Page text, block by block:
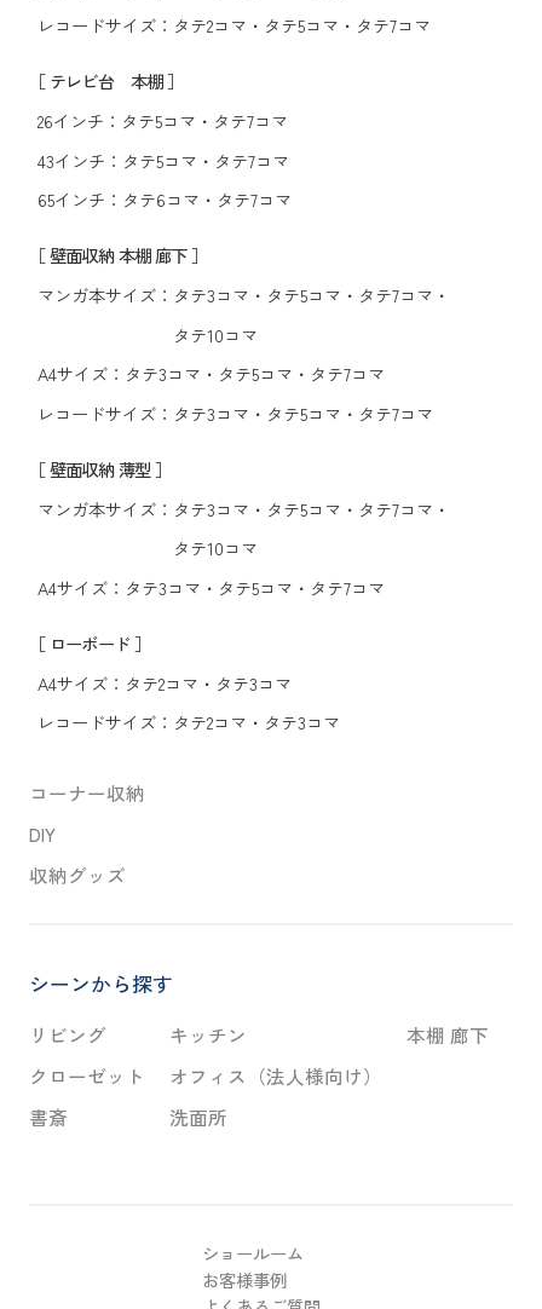
コーナー収納
DIY
収納グッズ
レコードサイズ： タテ2コマ ・ タテ5コマ ・ タテ7コマ
［ テレビ台 本棚 ］
26インチ： タテ5コマ ・ タテ7コマ
43インチ： タテ5コマ ・ タテ7コマ
65インチ： タテ6コマ ・ タテ7コマ
［ 壁面収納 本棚 廊下 ］
マンガ本サイズ： タテ3コマ ・ タテ5コマ ・ タテ7コマ ・
タテ10コマ
A4サイズ： タテ3コマ ・ タテ5コマ ・ タテ7コマ
レコードサイズ： タテ3コマ ・ タテ5コマ ・ タテ7コマ
［ 壁面収納 薄型 ］
マンガ本サイズ： タテ3コマ ・ タテ5コマ ・ タテ7コマ ・
タテ10コマ
A4サイズ： タテ3コマ ・ タテ5コマ ・ タテ7コマ
［ ローボード ］
A4サイズ： タテ2コマ ・ タテ3コマ
レコードサイズ： タテ2コマ ・ タテ3コマ
シーンから探す
リビング
クローゼット
書斎
キッチン
オフィス（法人様向け）
洗面所
本棚 廊下
ショールーム
お客様事例